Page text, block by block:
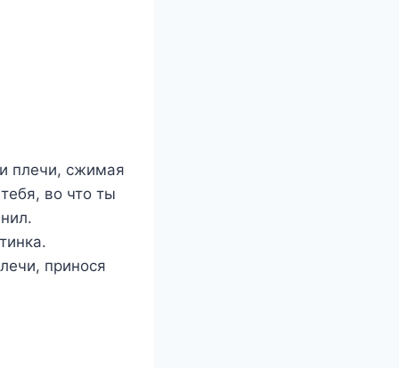
плечи, сжимая
во что ты
принося